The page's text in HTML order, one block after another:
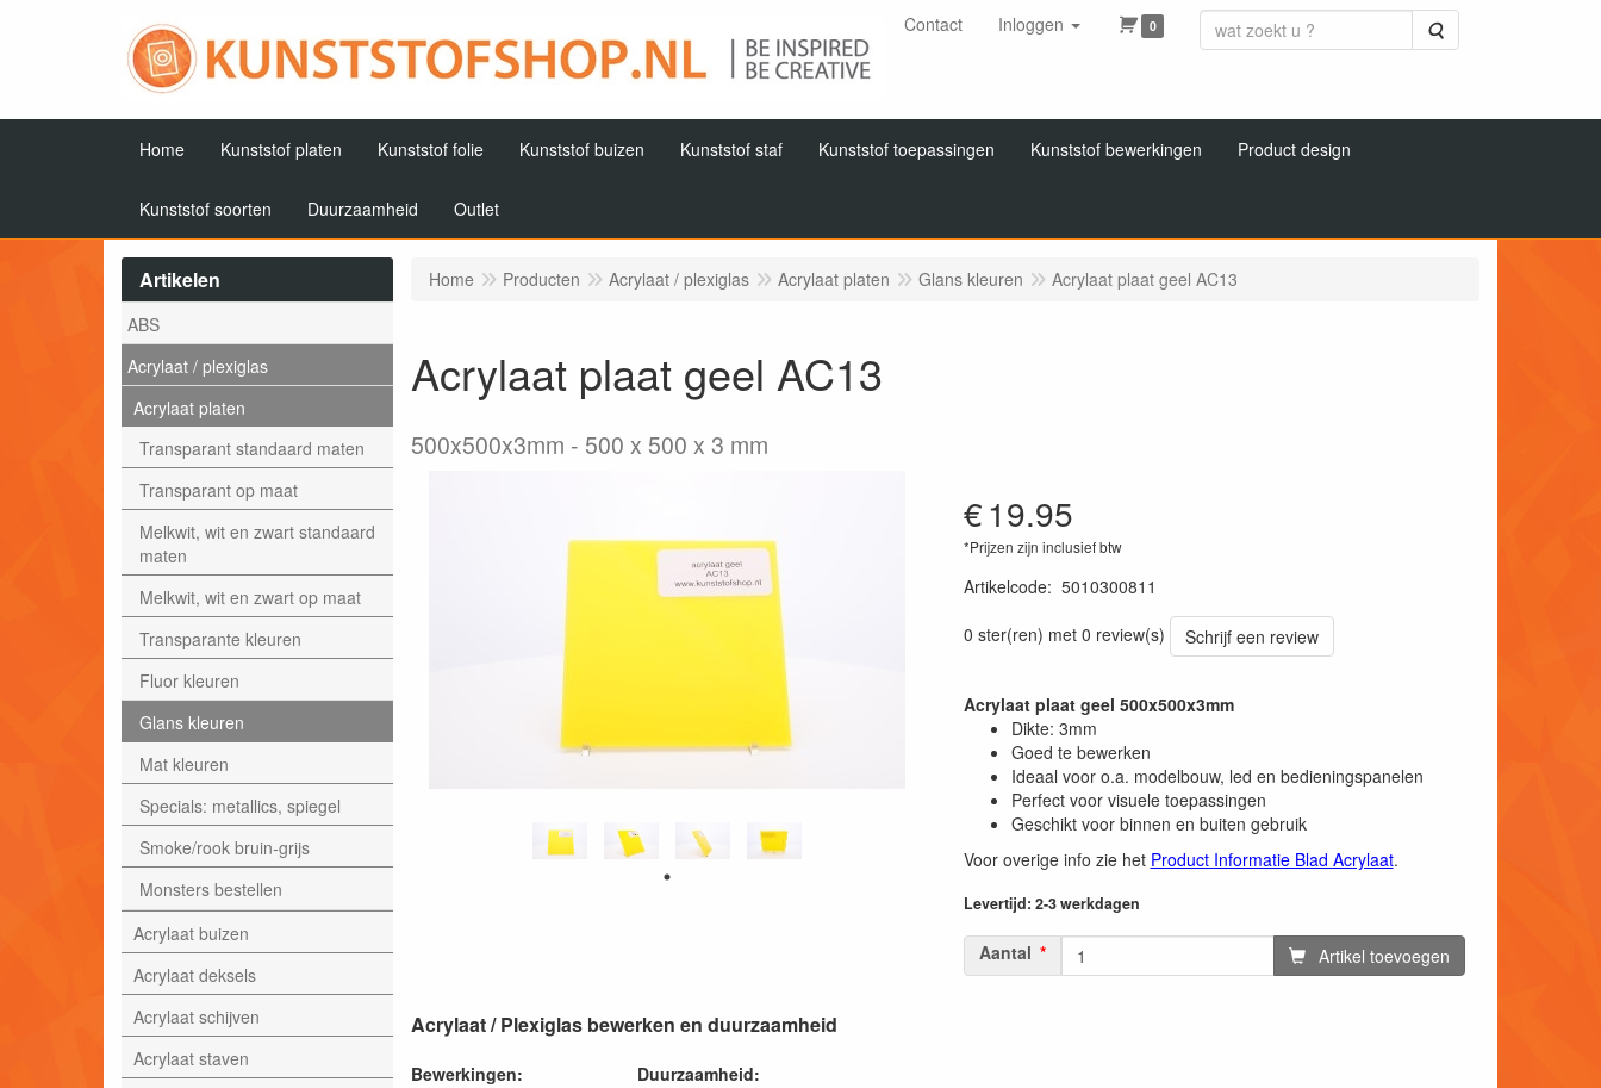
Contact Inloggen 0 Zoeken
Home Kunststof platen Kunststof folie Kunststof buizen Kunststof staf Kunststof toepassingen Kunststof bewerkingen Product design
Kunststof soorten Duurzaamheid Outlet
Artikelen
ABS
Acrylaat / plexiglas
Acrylaat platen
Transparant standaard maten
Transparant op maat
Melkwit, wit en zwart standaard
maten
Melkwit, wit en zwart op maat
Transparante kleuren
Fluor kleuren
Glans kleuren
Mat kleuren
Specials: metallics, spiegel
Smoke/rook bruin-grijs
Monsters bestellen
Acrylaat buizen
Acrylaat deksels
Acrylaat schijven
Acrylaat staven
Home Producten Acrylaat / plexiglas Acrylaat platen Glans kleuren Acrylaat plaat geel AC13
Acrylaat plaat geel AC13
500x500x3mm 500 x 500 x 3 mm
€19.95
*Prijzen zijn inclusief btw
Artikelcode: 5010300811
0 ster(ren) met 0 review(s)
Schrijf een review
Acrylaat plaat geel 500x500x3mm
Dikte: 3mm
Goed te bewerken
Ideaal voor o.a. modelbouw, led en bedieningspanelen
Perfect voor visuele toepassingen
Geschikt voor binnen en buiten gebruik
Voor overige info zie het Product Informatie Blad Acrylaat.
Levertijd: 2-3 werkdagen
Aantal Artikel toevoegen
Acrylaat / Plexiglas bewerken en duurzaamheid
Bewerkingen:
Duurzaamheid: